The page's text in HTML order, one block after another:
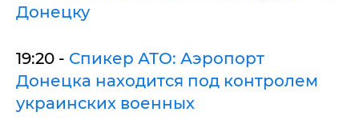
Донецку
19:20 - Спикер АТО: Аэропорт
Донецка находится под контролем
украинских военных